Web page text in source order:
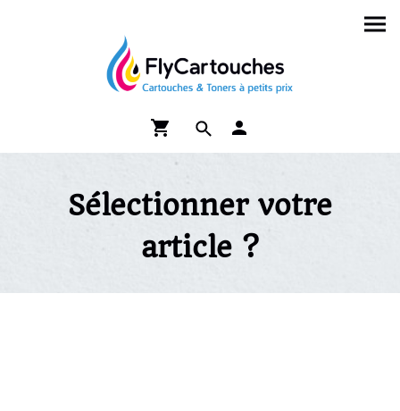
Sélectionner votre
article ?